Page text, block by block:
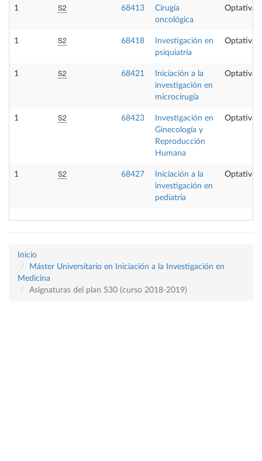
1 S2 68413
Cirugía
oncológica
Optativa
1 S2 68418
Investigación en
psiquiatría
Optativa
1 S2 68421
Iniciación a la
investigación en
microcirugía
Optativa
1 S2 68423
Investigación en
Ginecología y
Reproducción
Humana
Optativa
1 S2 68427
Iniciación a la
investigación en
pediatría
Optativa
Inicio
Máster Universitario en Iniciación a la Investigación en
Medicina
Asignaturas del plan 530 (curso 2018-2019)